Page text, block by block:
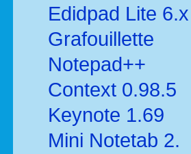
Edidpad Lite 6.x
Grafouillette
Notepad++
Context 0.98.5
Keynote 1.69
Mini Notetab 2.